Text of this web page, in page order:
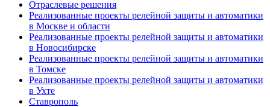
Отраслевые решения
Реализованные проекты релейной защиты и автоматики
в Москве и области
Реализованные проекты релейной защиты и автоматики
в Новосибирске
Реализованные проекты релейной защиты и автоматики
в Томске
Реализованные проекты релейной защиты и автоматики
в Ухте
Ставрополь